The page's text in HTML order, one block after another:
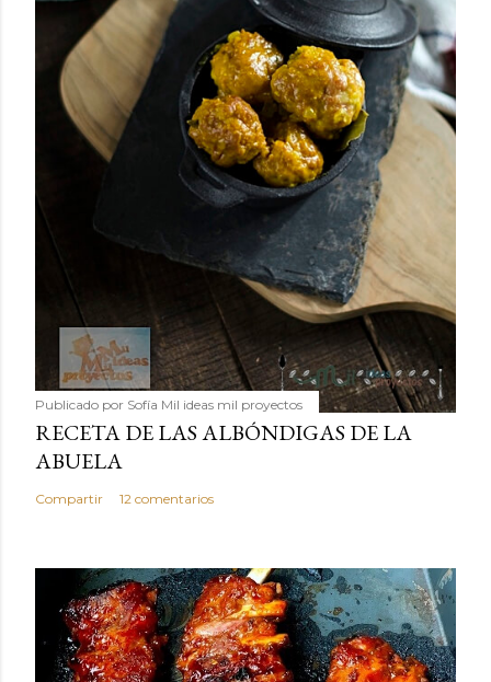
Publicado por Sofía Mil ideas mil proyectos
RECETA DE LAS ALBÓNDIGAS DE LA
ABUELA
Compartir 12 comentarios